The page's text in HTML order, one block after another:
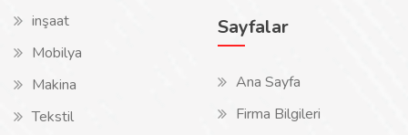
inşaat
Mobilya
Makina
Tekstil
Sayfalar
Ana Sayfa
Firma Bilgileri